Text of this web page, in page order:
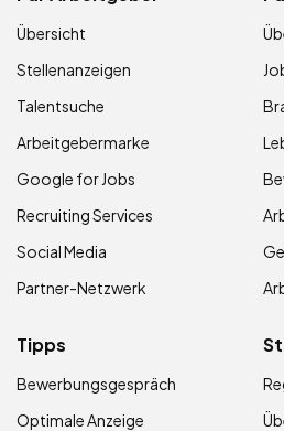
Übersicht
Stellenanzeigen
Talentsuche
Arbeitgebermarke
Google for Jobs
Recruiting Services
Social Media
Partner-Netzwerk
Tipps
Bewerbungsgespräch
Optimale Anzeige